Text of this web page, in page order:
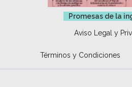
Promesas de la
Aviso Legal y
Términos y Condiciones